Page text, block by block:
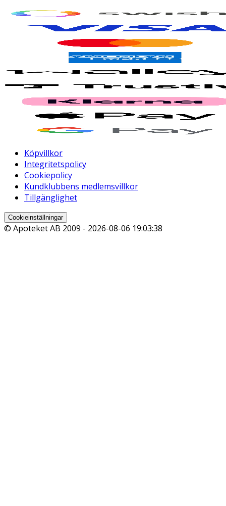
Köpvillkor
Integritetspolicy
Cookiepolicy
Kundklubbens medlemsvillkor
Tillgänglighet
Cookieinställningar
© Apoteket AB 2009 - 2026-08-06 19:03:38